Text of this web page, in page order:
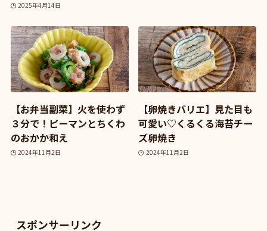
2025年4月14日
【お弁当副菜】火を使わず
３分で！ピーマンとちくわ
のおかか和え
2024年11月2日
【卵焼きバリエ】見た目も
可愛い♡くるくる海苔チー
ズ卵焼き
2024年11月2日
スポンサーリンク